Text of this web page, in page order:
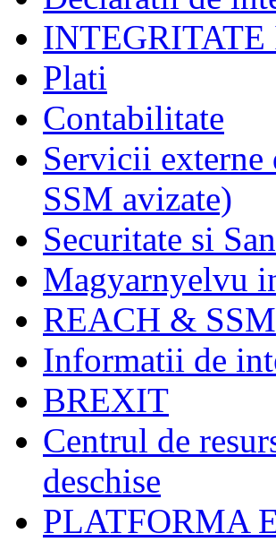
Plati
Contabilitate
Servicii externe
SSM avizate)
Securitate si
Magyarnyelvu
REACH & SSM
Informatii de
BREXIT
Centrul de
deschise
PLATFORMA